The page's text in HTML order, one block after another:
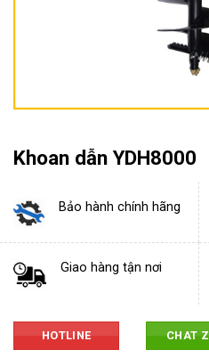
Khoan dẫn YDH8000
Bảo hành chính hãng
Giao hàng tận nơi
HOTLINE CHAT